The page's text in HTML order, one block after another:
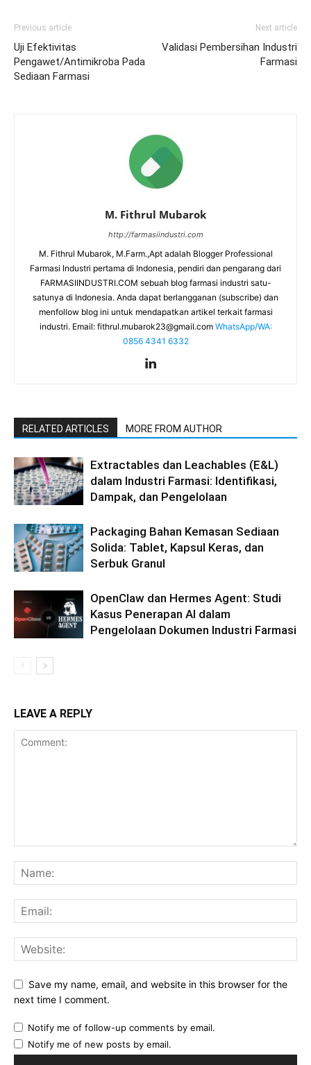
Previous article
Uji Efektivitas
Pengawet/Antimikroba Pada
Sediaan Farmasi
Next article
Validasi Pembersihan Industri
Farmasi
M. Fithrul Mubarok
http://farmasiindustri.com
M. Fithrul Mubarok, M.Farm.,Apt adalah Blogger Professional
Farmasi Industri pertama di Indonesia, pendiri dan pengarang dari
FARMASIINDUSTRI.COM sebuah blog farmasi industri satu-
satunya di Indonesia. Anda dapat berlangganan (subscribe) dan
menfollow blog ini untuk mendapatkan artikel terkait farmasi
industri. Email: fithrul.mubarok23@gmail.com WhatsApp/WA:
0856 4341 6332
RELATED ARTICLES MORE FROM AUTHOR
Extractables dan Leachables (E&L)
dalam Industri Farmasi: Identifikasi,
Dampak, dan Pengelolaan
Packaging Bahan Kemasan Sediaan
Solida: Tablet, Kapsul Keras, dan
Serbuk Granul
OpenClaw dan Hermes Agent: Studi
Kasus Penerapan AI dalam
Pengelolaan Dokumen Industri Farmasi
LEAVE A REPLY
Save my name, email, and website in this browser for the
next time I comment.
Notify me of follow-up comments by email.
Notify me of new posts by email.